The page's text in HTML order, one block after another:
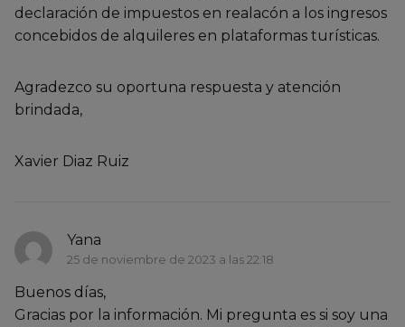
declaración de impuestos en realacón a los ingresos
concebidos de alquileres en plataformas turísticas.
Agradezco su oportuna respuesta y atención
brindada,
Xavier Diaz Ruiz
Yana
25 de noviembre de 2023 a las 22:18
Buenos días,
Gracias por la información. Mi pregunta es si soy una